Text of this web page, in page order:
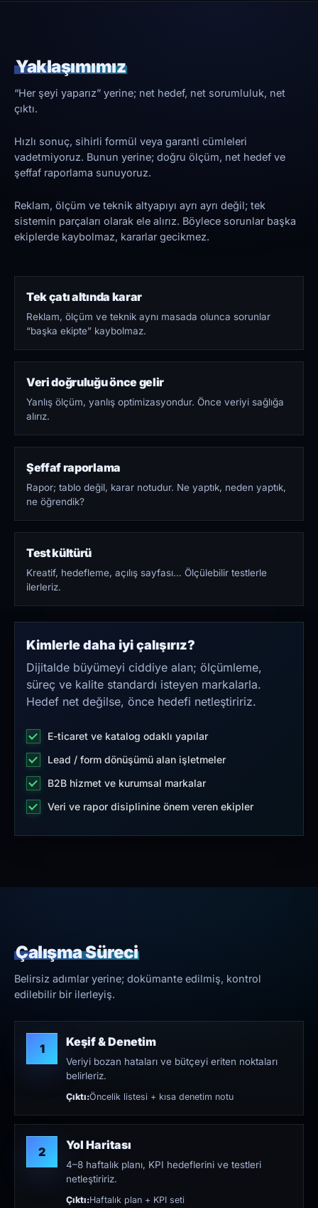
Yaklaşımımız
“Her şeyi yaparız” yerine; net hedef, net sorumluluk, net
çıktı.
Hızlı sonuç, sihirli formül veya garanti cümleleri
vadetmiyoruz. Bunun yerine; doğru ölçüm, net hedef ve
şeffaf raporlama sunuyoruz.
Reklam, ölçüm ve teknik altyapıyı ayrı ayrı değil; tek
sistemin parçaları olarak ele alırız. Böylece sorunlar başka
ekiplerde kaybolmaz, kararlar gecikmez.
Tek çatı altında karar
Reklam, ölçüm ve teknik aynı masada olunca sorunlar
“başka ekipte” kaybolmaz.
Veri doğruluğu önce gelir
Yanlış ölçüm, yanlış optimizasyondur. Önce veriyi sağlığa
alırız.
Şeffaf raporlama
Rapor; tablo değil, karar notudur. Ne yaptık, neden yaptık,
ne öğrendik?
Test kültürü
Kreatif, hedefleme, açılış sayfası… Ölçülebilir testlerle
ilerleriz.
Kimlerle daha iyi çalışırız?
Dijitalde büyümeyi ciddiye alan; ölçümleme,
süreç ve kalite standardı isteyen markalarla.
Hedef net değilse, önce hedefi netleştiririz.
E-ticaret ve katalog odaklı yapılar
Lead / form dönüşümü alan işletmeler
B2B hizmet ve kurumsal markalar
Veri ve rapor disiplinine önem veren ekipler
Çalışma Süreci
Belirsiz adımlar yerine; dokümante edilmiş, kontrol
edilebilir bir ilerleyiş.
1 Keşif & Denetim
Veriyi bozan hataları ve bütçeyi eriten noktaları
belirleriz.
Çıktı:Öncelik listesi + kısa denetim notu
2 Yol Haritası
4–8 haftalık planı, KPI hedeflerini ve testleri
netleştiririz.
Çıktı:Haftalık plan + KPI seti